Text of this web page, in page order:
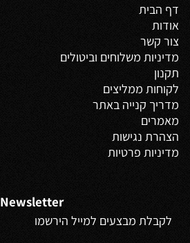
דף הבית
אודות
צור קשר
מדיניות משלוחים וביטולים
תקנון
לקוחות ממליצים
מדריך קנייה באתר
מאמרים
הצהרת נגישות
מדיניות פרטיות
Newsletter
לקבלת מבצעים למייל הירשמו